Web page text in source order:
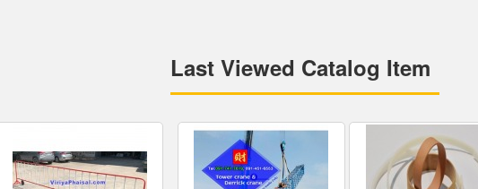
Last Viewed Catalog Item